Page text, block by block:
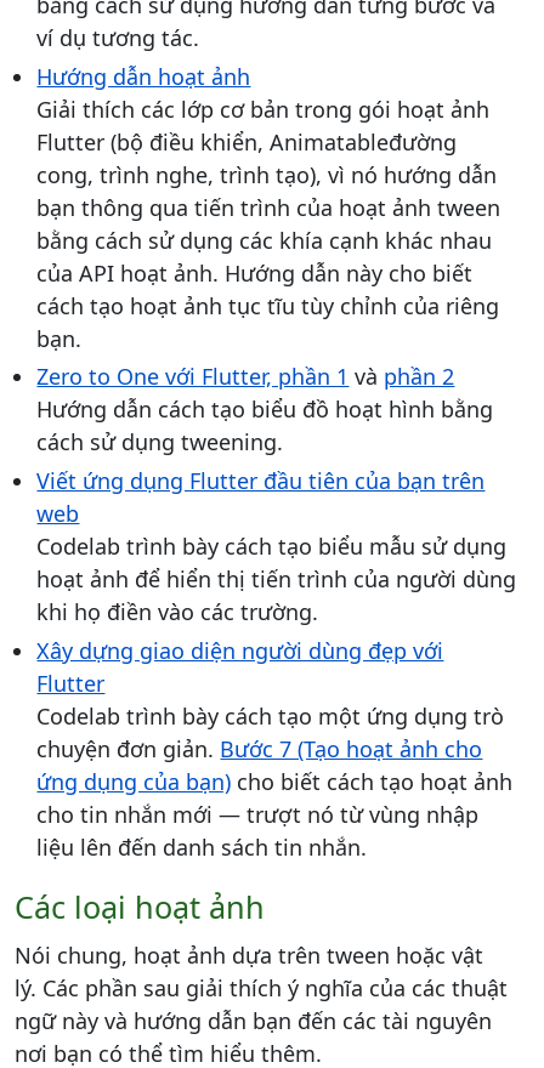
ví dụ tương tác.
Hướng dẫn hoạt ảnh
Giải thích các lớp cơ bản trong gói hoạt ảnh
Flutter (bộ điều khiển, Animatableđường
cong, trình nghe, trình tạo), vì nó hướng dẫn
bạn thông qua tiến trình của hoạt ảnh tween
bằng cách sử dụng các khía cạnh khác nhau
của API hoạt ảnh. Hướng dẫn này cho biết
cách tạo hoạt ảnh tục tĩu tùy chỉnh của riêng
bạn.
Zero to One với Flutter, phần 1 và phần 2
Hướng dẫn cách tạo biểu đồ hoạt hình bằng
cách sử dụng tweening.
Viết ứng dụng Flutter đầu tiên của bạn trên
web
Codelab trình bày cách tạo biểu mẫu sử dụng
hoạt ảnh để hiển thị tiến trình của người dùng
khi họ điền vào các trường.
Xây dựng giao diện người dùng đẹp với
Flutter
Codelab trình bày cách tạo một ứng dụng trò
chuyện đơn giản. Bước 7 (Tạo hoạt ảnh cho
ứng dụng của bạn) cho biết cách tạo hoạt ảnh
cho tin nhắn mới — trượt nó từ vùng nhập
liệu lên đến danh sách tin nhắn.
Các loại hoạt ảnh
Nói chung, hoạt ảnh dựa trên tween hoặc vật
lý. Các phần sau giải thích ý nghĩa của các thuật
ngữ này và hướng dẫn bạn đến các tài nguyên
nơi bạn có thể tìm hiểu thêm.